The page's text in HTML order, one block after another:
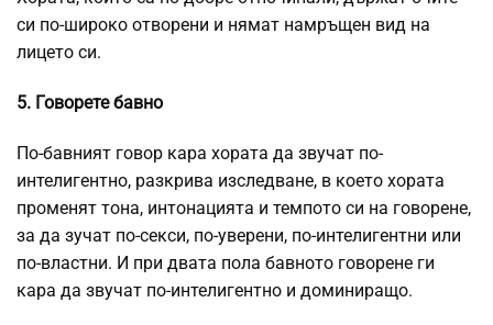
си по-широко отворени и нямат намръщен вид на
лицето си.
5. Говорете бавно
По-бавният говор кара хората да звучат по-
интелигентно, разкрива изследване, в което хората
променят тона, интонацията и темпото си на говорене,
за да зучат по-секси, по-уверени, по-интелигентни или
по-властни. И при двата пола бавното говорене ги
кара да звучат по-интелигентно и доминиращо.